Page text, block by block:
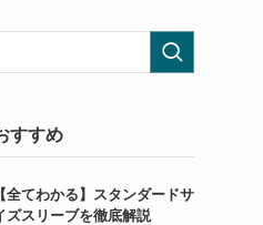
すすめ
【全てわかる】スタンダードサ
ズスリーブを徹底解説